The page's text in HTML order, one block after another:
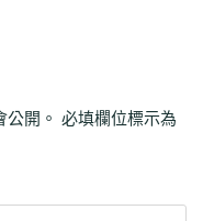
開。 必填欄位標示為